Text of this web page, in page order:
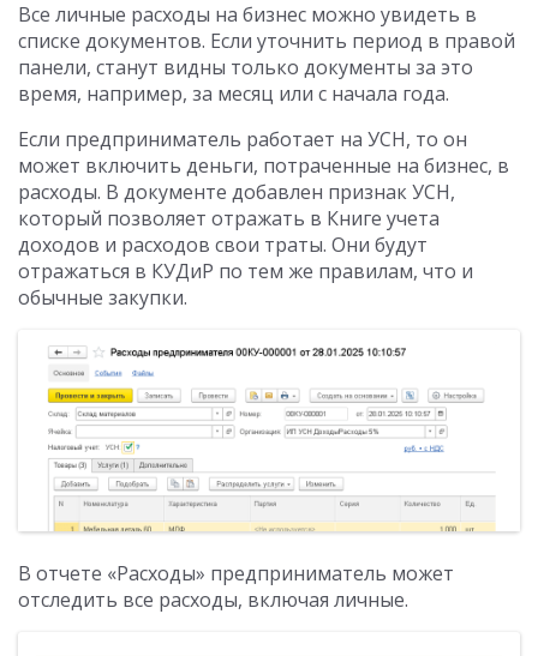
Все личные расходы на бизнес можно увидеть в
списке документов. Если уточнить период в правой
панели, станут видны только документы за это
время, например, за месяц или с начала года.
Если предприниматель работает на УСН, то он
может включить деньги, потраченные на бизнес, в
расходы. В документе добавлен признак УСН,
который позволяет отражать в Книге учета
доходов и расходов свои траты. Они будут
отражаться в КУДиР по тем же правилам, что и
обычные закупки.
В отчете «Расходы» предприниматель может
отследить все расходы, включая личные.